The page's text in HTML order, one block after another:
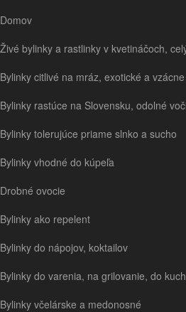
Domov
Živé bylinky a rastlinky v kvetináčoch,
Bylinky citlivé na mráz, exotické a
Bylinky rastúce na Slovensku, odolné
Bylinky tolerujúce priame slnko a sucho
Bylinky vhodné do kúpeľa
Drobné ovocie
Bylinky ako repelent
Bylinky do nápojov, koktailov
Bylinky do varenia, na grilovanie, do
Bylinky včelárske a medonosné
Kategórie
Ženšen päťlistý, Jiaogulan-